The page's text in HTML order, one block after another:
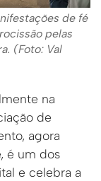
de fé
pelas
(Foto: Val
na
de
agora
é um dos
e celebra a